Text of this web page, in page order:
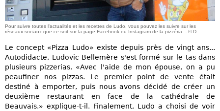
Pour suivre toutes l'actualités et les recettes de Ludo, vous pouvez les suivre sur les
réseaux sociaux que ce soit sur la page Facebook ou Instagram de la pizzéria. - © D.
Le concept «Pizza Ludo» existe depuis près de vingt ans...
Autodidacte, Ludovic Bellemère s'est formé sur le tas dans
plusieurs pizzerias. «Avec l'aide de mon épouse, on a pu
peaufiner nos pizzas. Le premier point de vente était
destiné à emporter, puis nous avons décidé de créer un
deuxième restaurant en face de la cathédrale de
Beauvais.» explique-t-il. Finalement, Ludo a choisi de voir